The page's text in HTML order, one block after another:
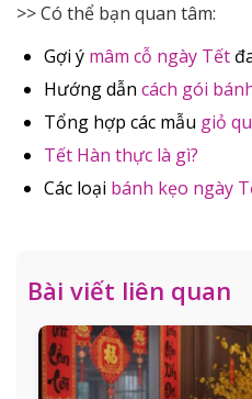
>> Có thể bạn quan tâm:
Gợi ý mâm cỗ ngày Tết
Hướng dẫn cách gói
Tổng hợp các mẫu giỏ
Tết Hàn thực là gì?
Các loại bánh kẹo ngày
Bài viết liên quan